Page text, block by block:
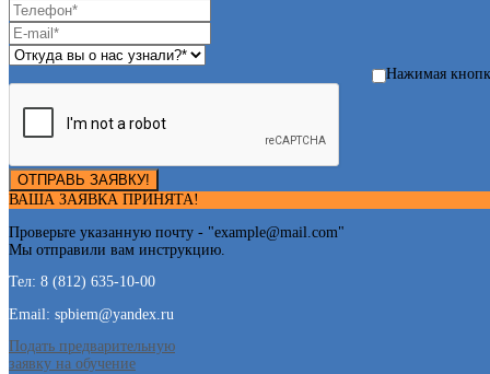
Нажимая
ОТПРАВЬ ЗАЯВКУ!
ВАША ЗАЯВКА ПРИНЯТА!
Проверьте указанную почту - "example@mail.com"
Мы отправили вам инструкцию.
Тел: 8 (812) 635-10-00
Email: spbiem@yandex.ru
Подать предварительную
заявку на обучение